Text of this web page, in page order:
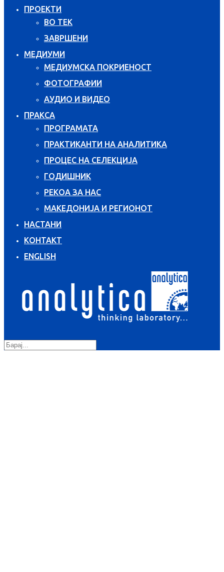
ПРОЕКТИ
ВО ТЕК
ЗАВРШЕНИ
МЕДИУМИ
МЕДИУМСКА ПОКРИЕНОСТ
ФОТОГРАФИИ
АУДИО И ВИДЕО
ПРАКСА
ПРОГРАМАТА
ПРАКТИКАНТИ НА АНАЛИТИКА
ПРОЦЕС НА СЕЛЕКЦИЈА
ГОДИШНИК
РЕКОА ЗА НАС
МАКЕДОНИЈА И РЕГИОНОТ
НАСТАНИ
КОНТАКТ
ENGLISH